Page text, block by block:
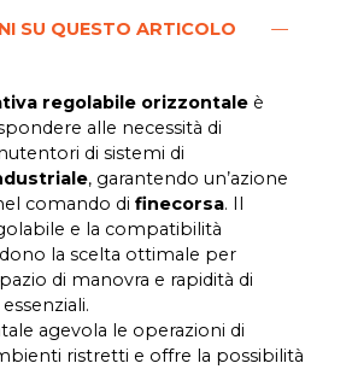
SU QUESTO ARTICOLO
regolabile orizzontale è
alle necessità di
di sistemi di
, garantendo un’azione
comando difinecorsa. Il
e la compatibilità
la scelta ottimale per
di manovra e rapidità di
agevola le operazioni di
ristretti e offre la possibilità